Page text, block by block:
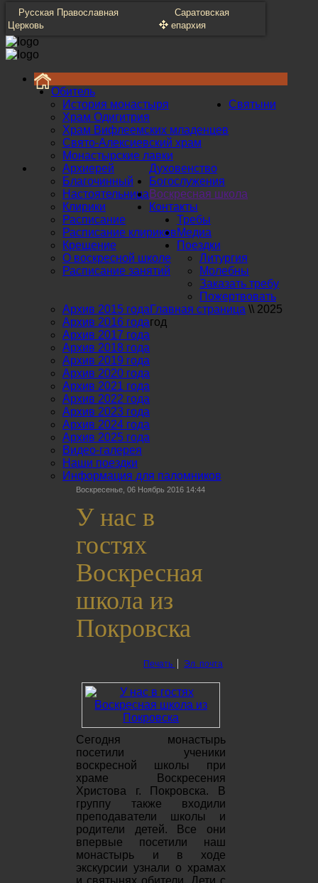
Русская Православная
Церковь
Саратовская
епархия
Обитель
История монастыря
Храм Одигитрия
Храм Вифлеемских младенцев
Свято-Алексиевский храм
Монастырские лавки
Святыни
Духовенство
Архиерей
Благочинный
Настоятельница
Клирики
Богослужения
Расписание
Расписание клириков
Крещение
Воскресная школа
О воскресной школе
Расписание занятий
Контакты
Требы
Литургия
Молебны
Заказать требу
Пожертвовать
Медиа
Архив 2015 года
Архив 2016 года
Архив 2017 года
Архив 2018 года
Архив 2019 года
Архив 2020 года
Архив 2021 года
Архив 2022 года
Архив 2023 года
Архив 2024 года
Архив 2025 года
Видео-галерея
Поездки
Наши поездки
Информация для паломников
Главная страница \\ 2025
год
Воскресенье, 06 Ноябрь 2016 14:44
У нас в
гостях
Воскресная
школа из
Покровска
Печать Эл. почта
Сегодня монастырь
посетили ученики
воскресной школы при
храме Воскресения
Христова г. Покровска. В
группу также входили
преподаватели школы и
родители детей. Все они
впервые посетили наш
монастырь и в ходе
экскурсии узнали о храмах
и святынях обители. Дети с